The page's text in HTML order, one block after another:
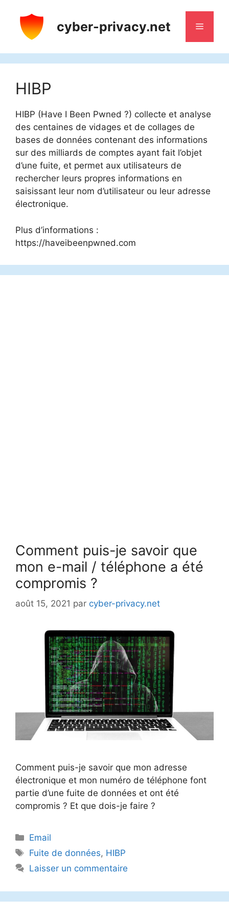
contenu
cyber-privacy.net Menu
HIBP
HIBP (Have I Been Pwned ?) collecte et analyse
des centaines de vidages et de collages de
bases de données contenant des informations
sur des milliards de comptes ayant fait l’objet
d’une fuite, et permet aux utilisateurs de
rechercher leurs propres informations en
saisissant leur nom d’utilisateur ou leur adresse
électronique.
Plus d’informations :
https://haveibeenpwned.com
Comment puis-je savoir que
mon e-mail / téléphone a été
compromis ?
août 15, 2021 par cyber-privacy.net
Comment puis-je savoir que mon adresse
électronique et mon numéro de téléphone font
partie d’une fuite de données et ont été
compromis ? Et que dois-je faire ?
Catégories
Email
Étiquettes
Fuite de données, HIBP
Laisser un commentaire